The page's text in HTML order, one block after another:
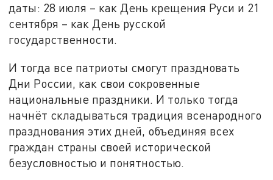
даты: 28 июля – как День крещения Руси и 21
сентября – как День русской
государственности.
И тогда все патриоты смогут праздновать
Дни России, как свои сокровенные
национальные праздники. И только тогда
начнёт складываться традиция всенародного
празднования этих дней, объединяя всех
граждан страны своей исторической
безусловностью и понятностью.